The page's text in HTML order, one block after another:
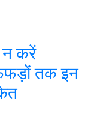
न करें
तक इन